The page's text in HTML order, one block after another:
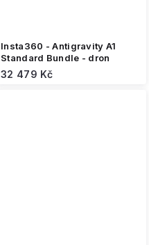
Insta360 - Antigravity A1
Standard Bundle - dron
32 479 Kč